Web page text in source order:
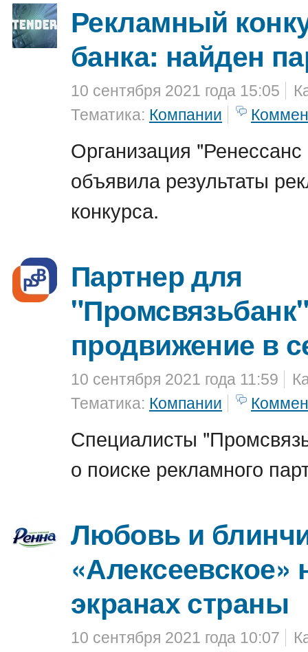
Рекламный
банка: найден
10 сентября 2021 года 15:05
Тематика: Компании
Организация
объявила результаты
конкурса.
Партнер для
продвижение в
10 сентября 2021 года 11:59
Тематика: Компании
Специалисты
о поиске рекламного
Любовь и
«Алексеевское»
экранах страны
10 сентября 2021 года 10:07